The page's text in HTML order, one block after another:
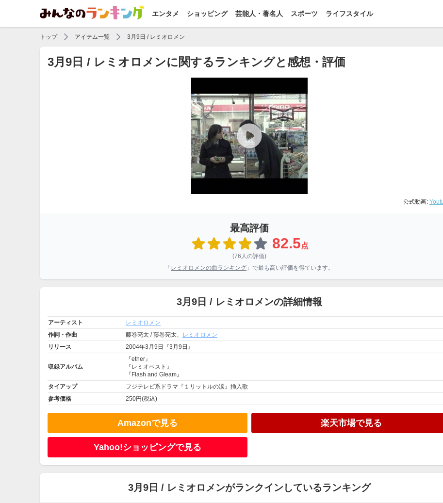
エンタメ ショッピング 芸能人・著名人 スポーツ ライフスタイル
トップ アイテム一覧 3月9日 / レミオロメン
3月9日 / レミオロメンに関するランキングと感想・評価
公式動画:
最高評価
82.5点
(76人の評価)
「 レミオロメンの曲ランキング 」で最も高い評価を得ています。
3月9日 / レミオロメンの詳細情報
アーティスト
レミオロメン
作詞・作曲
藤巻亮太 / 藤巻亮太、
レミオロメン
リリース
2004年3月9日『3月9日』
収録アルバム
『ether』
『レミオベスト』
『Flash and Gleam』
タイアップ
フジテレビ系ドラマ『１リットルの涙』挿入歌
参考価格
250円(税込)
Amazonで見る 楽天市場で見る
Yahoo!ショッピングで見る
3月9日 / レミオロメンがランクインしているランキング